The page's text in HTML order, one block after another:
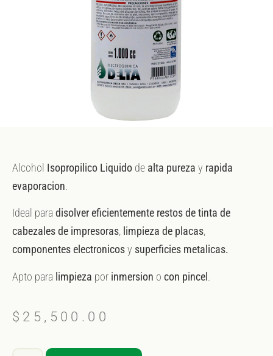
Alcohol Isopropilico Liquido de alta pureza y rapida
evaporacion
Ideal paradisolver eficientemente restos de tinta de
cabezales de impresoras, limpieza de placas,
componentes electronicosy superficies metalicas.
Apto para limpieza por inmersion o con pincel
$ 25,500.00